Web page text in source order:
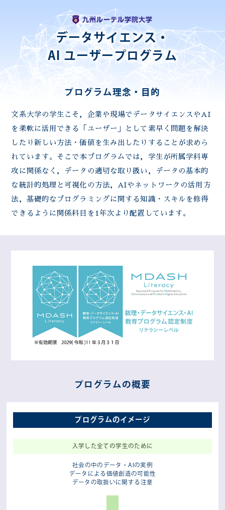
データサイエンス・
AI ユーザープログラム
プログラム理念・目的
文系大学の学生こそ，企業や現場でデータサイエンスやAI
を柔軟に活用できる「ユーザー」として素早く問題を解決
したり新しい方法・価値を生み出したりすることが求めら
れています。そこで本プログラムでは，学生が所属学科専
攻に関係なく，データの適切な取り扱い，データの基本的
な統計的処理と可視化の方法，AIやネットワークの活用方
法，基礎的なプログラミングに関する知識・スキルを修得
できるように関係科目を1年次より配置しています。
プログラムの概要
プログラムのイメージ
入学した全ての学生のために
社会の中のデータ・AIの実例
データによる価値創造の可能性
データの取扱いに関する注意